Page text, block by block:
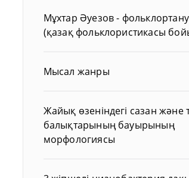
Мұхтар Әуезов -
(қазақ фольклористикасы
Мысал жанры
Жайық өзеніндегі сазан және
балықтарының бауырының
морфологиясы